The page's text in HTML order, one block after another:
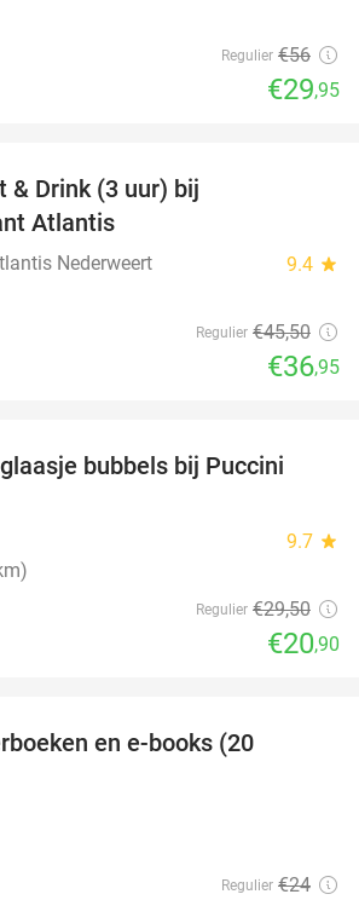
Regulier €56
€29,95
& Drink (3 uur) bij
Atlantis
Nederweert 9.4 star
Regulier €45,50
€36,95
bubbels bij Puccini
9.7 star
Regulier €29,50
€20,90
en e-books (20
Regulier €24